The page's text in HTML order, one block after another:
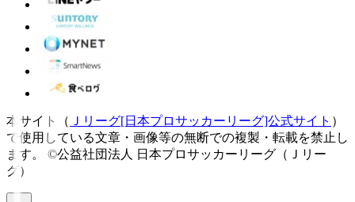
本サイト（ Ｊリーグ[日本プロサッカーリーグ]公式サイト ）
で使用している文章・画像等の無断での複製・転載を禁止し
ます。
©公益社団法人 日本プロサッカーリーグ（Ｊリー
グ）